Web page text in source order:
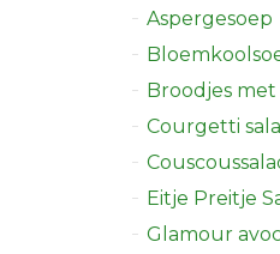
Aspergesoep
Broodjes
Courgetti
Eitje Preitje
Glamour